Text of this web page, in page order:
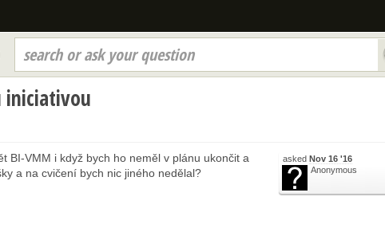
search or ask your question
iniciativou
asked Nov 16 '16
Anonymous
BI-VMM i když bych ho neměl v plánu ukončit a
a na cvičení bych nic jiného nedělal?